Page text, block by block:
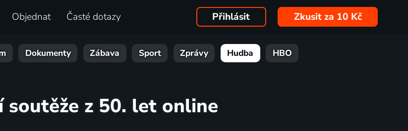
Objednat Časté dotazy Přihlásit Zkusit za 10 Kč
Dokumenty Zábava Sport Zprávy Hudba HBO
soutěže z 50. let online